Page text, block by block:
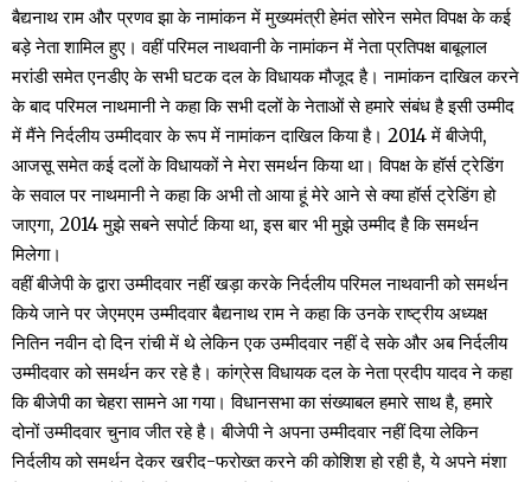
बैद्यनाथ राम और प्रणव झा के नामांकन में मुख्यमंत्री हेमंत सोरेन समेत विपक्ष के कई
बड़े नेता शामिल हुए। वहीं परिमल नाथवानी के नामांकन में नेता प्रतिपक्ष बाबूलाल
मरांडी समेत एनडीए के सभी घटक दल के विधायक मौजूद है। नामांकन दाखिल करने
के बाद परिमल नाथमानी ने कहा कि सभी दलों के नेताओं से हमारे संबंध है इसी उम्मीद
में मैंने निर्दलीय उम्मीदवार के रूप में नामांकन दाखिल किया है। 2014 में बीजेपी,
आजसू समेत कई दलों के विधायकों ने मेरा समर्थन किया था। विपक्ष के हॉर्स ट्रेडिंग
के सवाल पर नाथमानी ने कहा कि अभी तो आया हूं मेरे आने से क्या हॉर्स ट्रेडिंग हो
जाएगा, 2014 मुझे सबने सपोर्ट किया था, इस बार भी मुझे उम्मीद है कि समर्थन
मिलेगा।
वहीं बीजेपी के द्वारा उम्मीदवार नहीं खड़ा करके निर्दलीय परिमल नाथवानी को समर्थन
किये जाने पर जेएमएम उम्मीदवार बैद्यनाथ राम ने कहा कि उनके राष्ट्रीय अध्यक्ष
नितिन नवीन दो दिन रांची में थे लेकिन एक उम्मीदवार नहीं दे सके और अब निर्दलीय
उम्मीदवार को समर्थन कर रहे है। कांग्रेस विधायक दल के नेता प्रदीप यादव ने कहा
कि बीजेपी का चेहरा सामने आ गया। विधानसभा का संख्याबल हमारे साथ है, हमारे
दोनों उम्मीदवार चुनाव जीत रहे है। बीजेपी ने अपना उम्मीदवार नहीं दिया लेकिन
निर्दलीय को समर्थन देकर खरीद-फरोख्त करने की कोशिश हो रही है, ये अपने मंशा